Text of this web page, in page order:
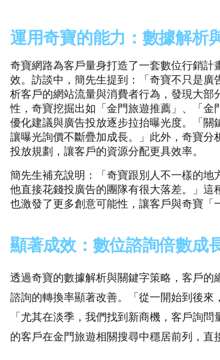
運用奇寶的能力：數據解析
奇寶網路為客戶量身打造了一套數位行銷
效。訪談中，簡先生提到：「奇寶不只是
析客戶的網站流量與消費者行為，發現大
性，奇寶挖掘出如「金門旅遊推薦」、「
優化建議與廣告投放逐步拉抬曝光度。「關
讓曝光詢價不斷疊加成長。」此外，奇寶
投放規劃，讓客戶的資源分配更具效率。
簡先生補充說明：「奇寶跟別人不一樣的
他直接花錢投廣告的團隊有很大落差。」這
也激發了更多創意可能性，讓客戶與奇寶「
顯著成效：數位諮詢倍數成
透過奇寶的數據解析與關鍵字策略，客戶
諮詢的轉換率顯著改善。「從一開始到後來
「尤其在淡季，我們找到新商機，客戶詢
的客戶在金門旅遊相關搜尋中穩居前列，直